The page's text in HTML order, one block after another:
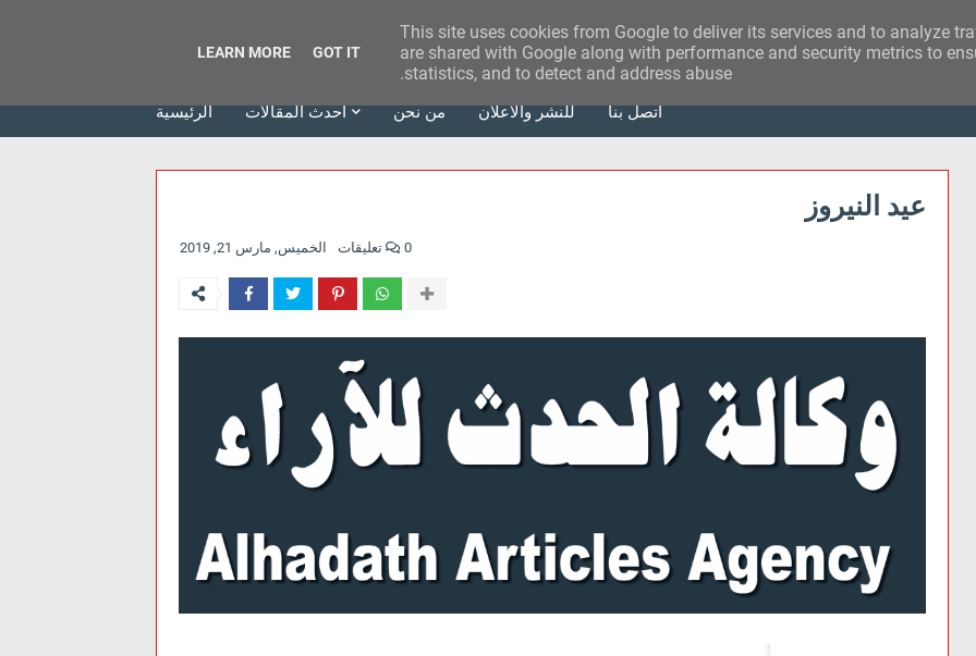
وكالة الحدث للآراء
الرئيسية أحدث المقالات من نحن للنشر والاعلان أتصل بنا
عيد النيروز
الخميس, مارس 21, 2019 0 تعليقات
This site uses cookies from Google to deliver its services and to analyze
are shared with Google along with performance and security metrics to
statistics, and to detect and address abuse.
LEARN MORE GOT IT